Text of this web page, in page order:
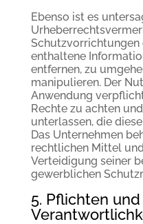
Ebenso ist es
Schutzvorrichtungen
enthaltene
entfernen, zu
manipulieren. Der
Anwendung
Rechte zu achten
unterlassen, die
Das Unternehmen
rechtlichen Mittel
Verteidigung seiner
gewerblichen
5. Pflichten und